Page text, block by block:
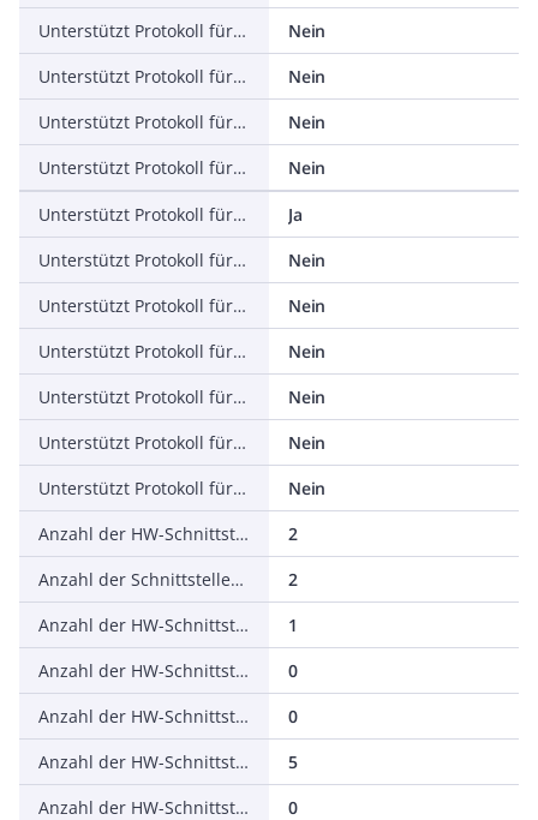
Unterstützt Protokoll für PROFINET IO
Nein
Unterstützt Protokoll für PROFINET CBA
Nein
Unterstützt Protokoll für SERCOS
Nein
Unterstützt Protokoll für Foundation Fieldbus
Nein
Unterstützt Protokoll für EtherNet/IP
Ja
Unterstützt Protokoll für AS-Interface Safety at Work
Nein
Unterstützt Protokoll für DeviceNet Safety
Nein
Unterstützt Protokoll für INTERBUS-Safety
Nein
Unterstützt Protokoll für PROFIsafe
Nein
Unterstützt Protokoll für SafetyBUS p
Nein
Unterstützt Protokoll für sonstige Bussysteme
Nein
Anzahl der HW-Schnittstellen Industrial Ethernet
2
Anzahl der Schnittstellen PROFINET
2
Anzahl der HW-Schnittstellen seriell RS-232
1
Anzahl der HW-Schnittstellen seriell RS-422
0
Anzahl der HW-Schnittstellen seriell RS-485
0
Anzahl der HW-Schnittstellen seriell TTY
5
Anzahl der HW-Schnittstellen USB
0